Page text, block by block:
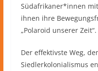
Südafrikaner*innen
ihnen ihre
„Polaroid unserer Zeit“.
Der effektivste Weg,
Siedlerkolonialismus